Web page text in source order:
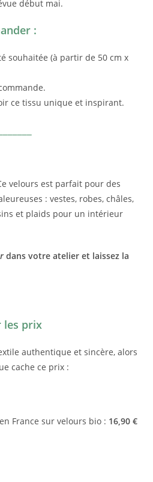
début mai.
:
souhaitée (à partir de 50 cm x
ce tissu unique et inspirant.
velours est parfait pour des
: vestes, robes, châles,
et plaids pour un intérieur
dans votre atelier et laissez la
les prix
authentique et sincère, alors
cache ce prix :
France sur velours bio : 16,90 €